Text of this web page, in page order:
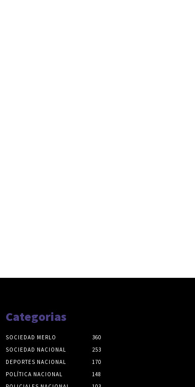
Categorias
SOCIEDAD MERLO
360
SOCIEDAD NACIONAL
253
DEPORTES NACIONAL
170
POLÍTICA NACIONAL
148